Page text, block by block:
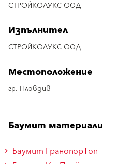
СТРОЙКОЛУКС ООД
Изпълнител
СТРОЙКОЛУКС ООД
Местоположение
гр. Пловдив
Баумит материали
Баумит ГранопорТоп